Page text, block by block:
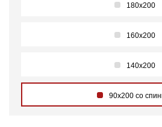
180х200
160х200
140х200
90х200 со